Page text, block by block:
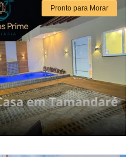
Pronto para Morar